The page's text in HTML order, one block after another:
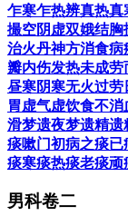
傅山在医学上有着
很高的医术，而尤
临床基础上有理论
《傅青主男科》 《
录》 《大小诸症方
共收中医中药学界
他也是其中精通经
女科》一书闻名于
非只精于妇科。《
一，常为后代医师
了很多有独特风格
乍寒乍热辨真热真
撮空阴虚双娥结胸
治火丹神方消食病
瓣内伤发热未成劳
昼寒阴寒无火过劳
胃虚气虚饮食不消
滑梦遗夜梦遗精遗
痰嗽门初病之痰已
痰寒痰热痰老痰顽
男科卷二